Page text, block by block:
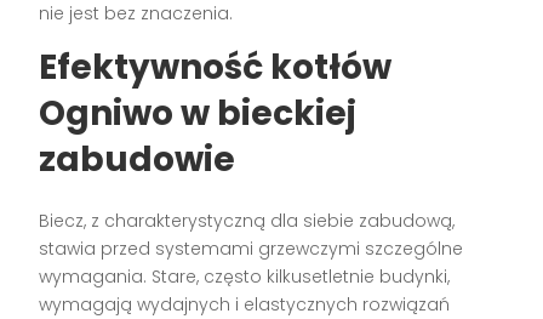
nie jest bez znaczenia.
Efektywność kotłów
Ogniwo w bieckiej
zabudowie
Biecz, z charakterystyczną dla siebie zabudową,
stawia przed systemami grzewczymi szczególne
wymagania. Stare, często kilkusetletnie budynki,
wymagają wydajnych i elastycznych rozwiązań